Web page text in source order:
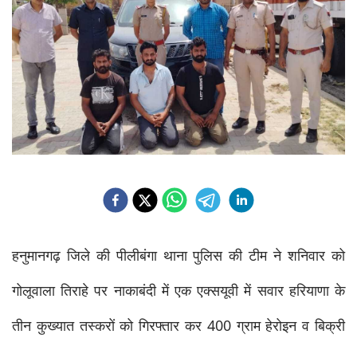
हनुमानगढ़ जिले की पीलीबंगा थाना पुलिस की टीम ने शनिवार को
गोलूवाला तिराहे पर नाकाबंदी में एक एक्सयूवी में सवार हरियाणा के
तीन कुख्यात तस्करों को गिरफ्तार कर 400 ग्राम हेरोइन व बिक्री